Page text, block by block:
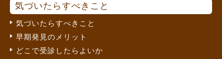
気づいたらすべきこと
気づいたらすべきこと
早期発見のメリット
どこで受診したらよいか